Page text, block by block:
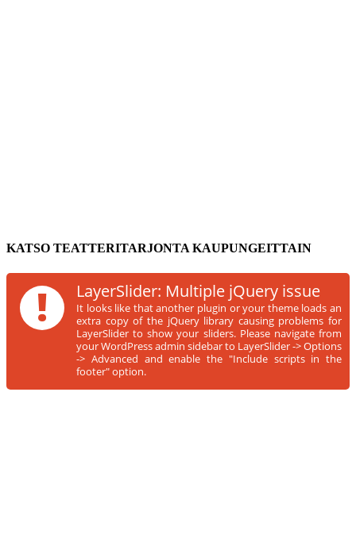
KATSO TEATTERITARJONTA KAUPUNGEITTAIN
! LayerSlider: Multiple jQuery issue
It looks like that another plugin or your theme loads an
extra copy of the jQuery library causing problems for
LayerSlider to show your sliders. Please navigate from
your WordPress admin sidebar to LayerSlider -> Options
-> Advanced and enable the "Include scripts in the
footer" option.